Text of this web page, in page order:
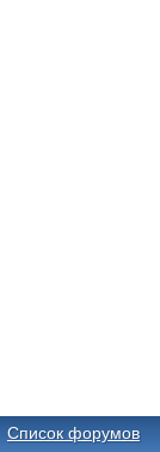
Список форумов